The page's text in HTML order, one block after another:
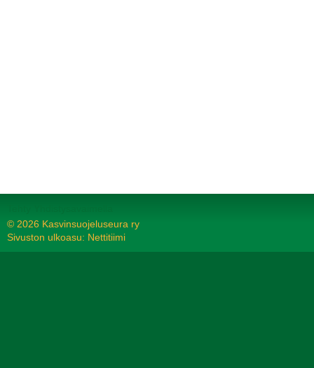
© 2026 Kasvinsuojeluseura ry
Sivuston ulkoasu: Nettitiimi